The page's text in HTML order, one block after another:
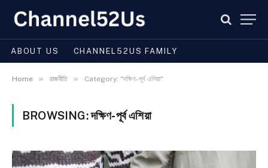
ABOUT US CHANNEL52US FAMILY
Home » রাজনীতি » Category: "দক্ষিণ-পূর্ব এশিয়া"
BROWSING:দক্ষিণ-পূর্ব এশিয়া